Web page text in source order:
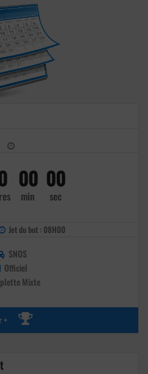
00
min
00
sec
Jet du but : 08H00
SNOS
Officiel
Mixte
+